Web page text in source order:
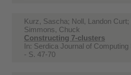
Kurz, Sascha; Noll, Landon
Simmons, Chuck
Constructing 7-clusters
In: Serdica Journal of Computing
- S. 47-70